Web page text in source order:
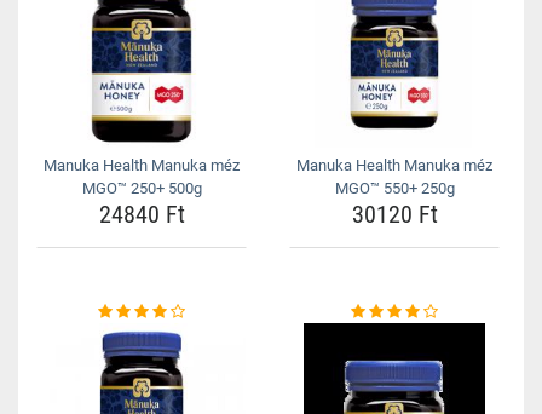
Manuka Health Manuka méz
MGO™ 250+ 500g
24840 Ft
Manuka Health Manuka méz
MGO™ 550+ 250g
30120 Ft